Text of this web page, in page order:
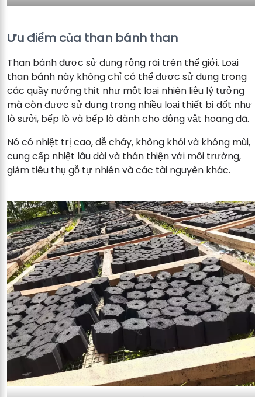
Ưu điểm của than bánh than
Than bánh được sử dụng rộng rãi trên thế giới. Loại
than bánh này không chỉ có thể được sử dụng trong
các quầy nướng thịt như một loại nhiên liệu lý tưởng
mà còn được sử dụng trong nhiều loại thiết bị đốt như
lò sưởi, bếp lò và bếp lò dành cho động vật hoang dã.
Nó có nhiệt trị cao, dễ cháy, không khói và không mùi,
cung cấp nhiệt lâu dài và thân thiện với môi trường,
giảm tiêu thụ gỗ tự nhiên và các tài nguyên khác.